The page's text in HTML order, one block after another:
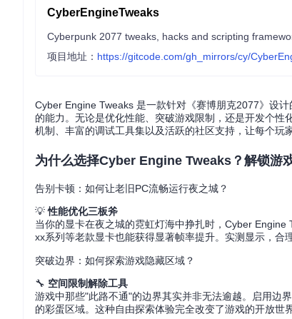
CyberEngineTweaks
Cyberpunk 2077 tweaks, hacks and scripting
项目地址： https://gitcode.com/gh_mirrors/cy/
Cyber Engine Tweaks 是一款针对《赛博朋克2077》设
的能力。无论是优化性能、突破游戏限制，还是开发个
机制、丰富的调试工具集以及活跃的社区支持，让每个玩
为什么选择Cyber Engine Tweaks？解锁游
告别卡顿：如何让老旧PC流畅运行夜之城？
💡性能优化三板斧
当你的显卡在夜之城的霓虹灯海中挣扎时，Cyber
xx系列等老款显卡也能获得显著帧率提升。实测显示，合
突破边界：如何探索游戏隐藏区域？
🔧 空间限制解除工具
游戏中那些"此路不通"的边界其实并非无法逾越。启用边
的彩蛋区域。这种自由探索体验完全改变了游戏的开放世